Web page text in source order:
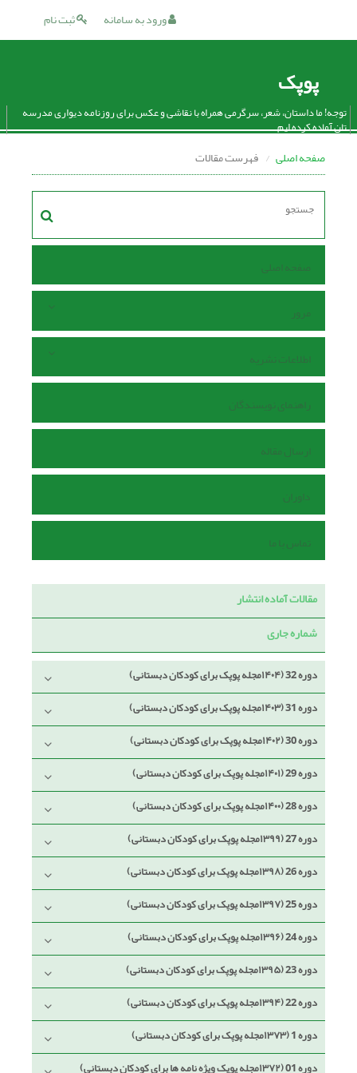
ثبت نام ورود به سامانه
پوپک
توجه! ما داستان، شعر، سرگرمی همراه با نقاشی و عکس برای روزنامه دیواری مدرسه
تان آماده کرده ایم.
صفحه اصلی فهرست مقالات
صفحه اصلی
مرور
اطلاعات نشریه
راهنمای نویسندگان
ارسال مقاله
داوران
تماس با ما
مقالات آماده انتشار
شماره جاری
دوره 32 (۱۴۰۴مجله پوپک برای کودکان دبستانی)
دوره 31 (۱۴۰۳مجله پوپک برای کودکان دبستانی)
دوره 30 (۱۴۰۲مجله پوپک برای کودکان دبستانی)
دوره 29 (۱۴۰۱مجله پوپک برای کودکان دبستانی)
دوره 28 (۱۴۰۰مجله پوپک برای کودکان دبستانی)
دوره 27 (۱۳۹۹مجله پوپک برای کودکان دبستانی)
دوره 26 (۱۳۹۸مجله پوپک برای کودکان دبستانی)
دوره 25 (۱۳۹۷مجله پوپک برای کودکان دبستانی)
دوره 24 (۱۳۹۶مجله پوپک برای کودکان دبستانی)
دوره 23 (۱۳۹۵مجله پوپک برای کودکان دبستانی)
دوره 22 (۱۳۹۴مجله پوپک برای کودکان دبستانی)
دوره 1 (۱۳۷۳مجله پوپک برای کودکان دبستانی)
دوره 01 (۱۳۷۲مجله پوپک ویژه نامه ها برای کودکان دبستانی)